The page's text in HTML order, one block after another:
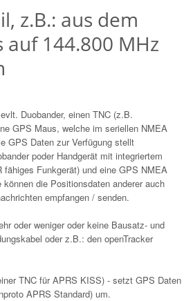
z.B.: aus dem
144.800 MHz
Duobander, einen TNC (z.B.
GPS Maus, welche im seriellen NMEA
GPS Daten zur Verfügung stellt
poder Handgerät mit integriertem
fähiges Funkgerät) und eine GPS NMEA
können die Positionsdaten anderer auch
empfangen / senden.
oder weniger oder keine Bausatz- und
oder z.B.: den openTracker
TNC für APRS KISS) - setzt GPS Daten
APRS Standard) um.